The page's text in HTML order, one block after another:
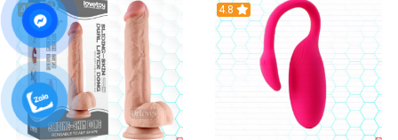
Hot
4.7
Hot
4.8